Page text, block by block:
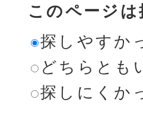
このページ
探しやすか
どちらとも
探しにくか